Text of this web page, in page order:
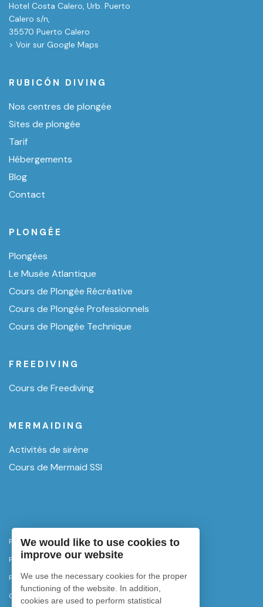
Hotel Costa Calero, Urb. Puerto
Calero s/n,
35570 Puerto Calero
> Voir sur Google Maps
RUBICÓN DIVING
Nos centres de plongée
Sites de plongée
Tarif
Hébergements
Blog
Contact
PLONGÉE
Plongées
Le Musée Atlantique
Cours de Plongée Récréative
Cours de Plongée Professionnels
Cours de Plongée Technique
FREEDIVING
Cours de Freediving
MERMAIDING
Activités de sirène
Cours de Mermaid SSI
Politique de confidentialité
Politique d'annulation
Politique de cookies
Configurer les cookies
We would like to use cookies to
improve our website
We use the necessary cookies for the proper
functioning of the website. In addition,
cookies are used to perform statistical